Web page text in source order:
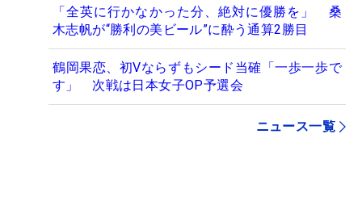
「全英に行かなかった分、絶対に優勝を」 桑
木志帆が“勝利の美ビール”に酔う通算2勝目
鶴岡果恋、初Vならずもシード当確「一歩一歩で
す」 次戦は日本女子OP予選会
ニュース一覧